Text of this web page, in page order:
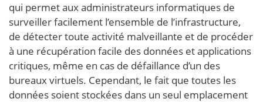
qui permet aux administrateurs informatiques de
surveiller facilement l’ensemble de l’infrastructure,
de détecter toute activité malveillante et de procéder
à une récupération facile des données et applications
critiques, même en cas de défaillance d’un des
bureaux virtuels. Cependant, le fait que toutes les
données soient stockées dans un seul emplacement